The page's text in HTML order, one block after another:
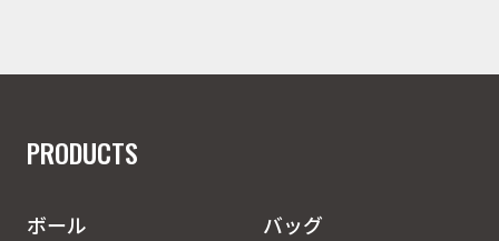
PRODUCTS
ボール
バッグ